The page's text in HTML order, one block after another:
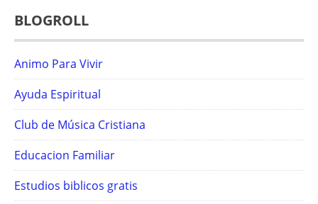
BLOGROLL
Animo Para Vivir
Ayuda Espiritual
Club de Música Cristiana
Educacion Familiar
Estudios biblicos gratis